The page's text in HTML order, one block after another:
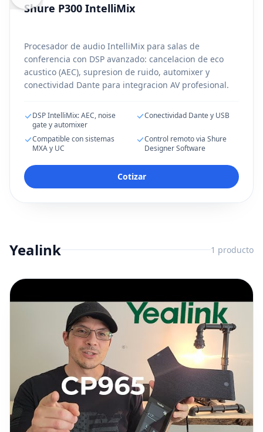
Shure P300 IntelliMix
Procesador de audio IntelliMix para salas de
conferencia con DSP avanzado: cancelacion de eco
acustico (AEC), supresion de ruido, automixer y
conectividad Dante para integracion AV profesional.
DSP IntelliMix: AEC, noise
gate y automixer
Conectividad Dante y USB
Compatible con sistemas
MXA y UC
Control remoto via Shure
Designer Software
Cotizar
Yealink 1 producto